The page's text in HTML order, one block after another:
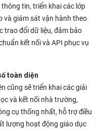
tin, triển khai các lớp
và giám sát vận hành theo
trao đổi dữ liệu, đảm bảo
kết nối và API phục vụ
toàn diện
cũng sẽ triển khai các giải
và kết nối nhà trường,
cụ thống nhất, hỗ trợ điều
lượng hoạt động giáo dục